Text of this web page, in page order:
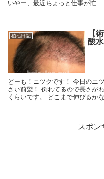
いやー、最近ちょっと仕事が忙...
植毛日記
【
酸
どーも！ニツクです！ 今日のニ
さい前髪！ 倒れてるので長さが
くらいです。 どこまで伸びるか
スポン